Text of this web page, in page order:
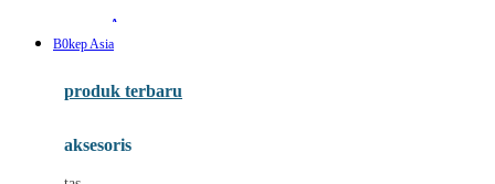
Awan
Baabaasheepz
B0kep Asia
produk terbaru
aksesoris